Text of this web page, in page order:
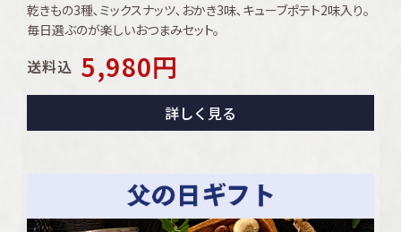
乾きもの3種､ミックスナッツ､おかき3味､キューブポテト2味入り｡
毎日選ぶのが楽しいおつまみセット。
送料込 5,980円
詳しく見る